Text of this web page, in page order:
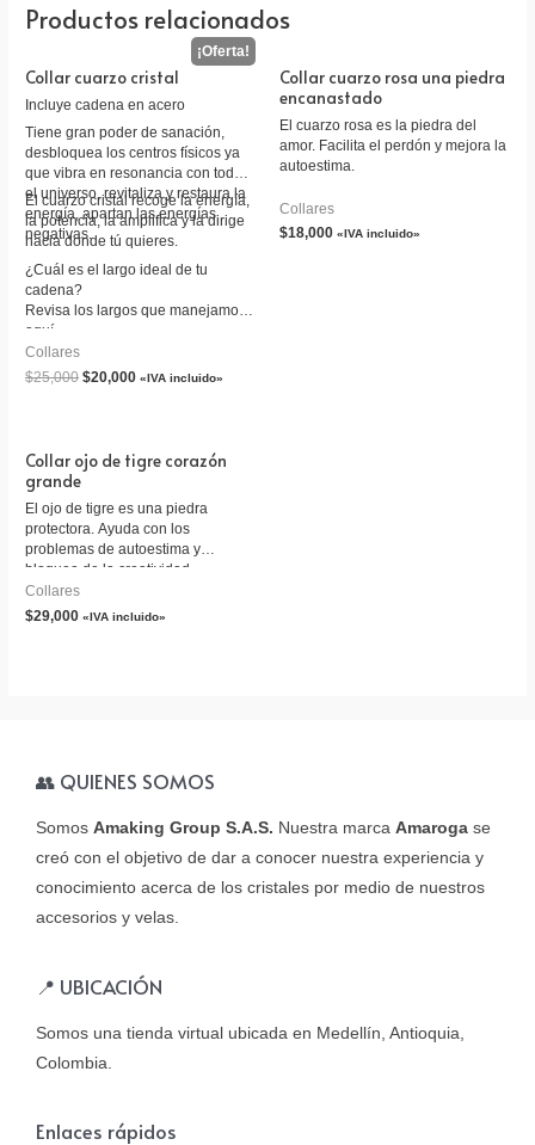
Productos relacionados
Collar cuarzo cristal
Incluye cadena en acero
Tiene gran poder de sanación,
desbloquea los centros físicos ya
que vibra en resonancia con todo
el universo, revitaliza y restaura la
energía, apartan las energías
negativas.
El cuarzo cristal recoge la energía,
la potencia, la amplifica y la dirige
hacia donde tú quieres.
¿Cuál es el largo ideal de tu
cadena?
Revisa los largos que manejamos
aquí.
http://amaroga.com/cual-es-el-
largo-ideal-de-mi-cadena/
Collares
$25,000 $20,000 «IVA incluido»
Collar cuarzo rosa una piedra
encanastado
El cuarzo rosa es la piedra del
amor. Facilita el perdón y mejora la
autoestima.
Collares
$18,000 «IVA incluido»
Collar ojo de tigre corazón
grande
El ojo de tigre es una piedra
protectora. Ayuda con los
problemas de autoestima y
bloqueo de la creatividad.
Collares
$29,000 «IVA incluido»
👥 QUIENES SOMOS
Somos Amaking Group S.A.S. Nuestra marca Amaroga se
creó con el objetivo de dar a conocer nuestra experiencia y
conocimiento acerca de los cristales por medio de nuestros
accesorios y velas.
📍 UBICACIÓN
Somos una tienda virtual ubicada en Medellín, Antioquia,
Colombia.
Enlaces rápidos